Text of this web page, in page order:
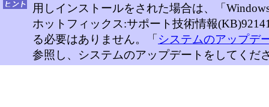
用しインストールをされた場合は、「
ホットフィックス:サポート技術情報
る必要はありません。「 システムのアップデ
参照し、システムのアップデートをしてくだ